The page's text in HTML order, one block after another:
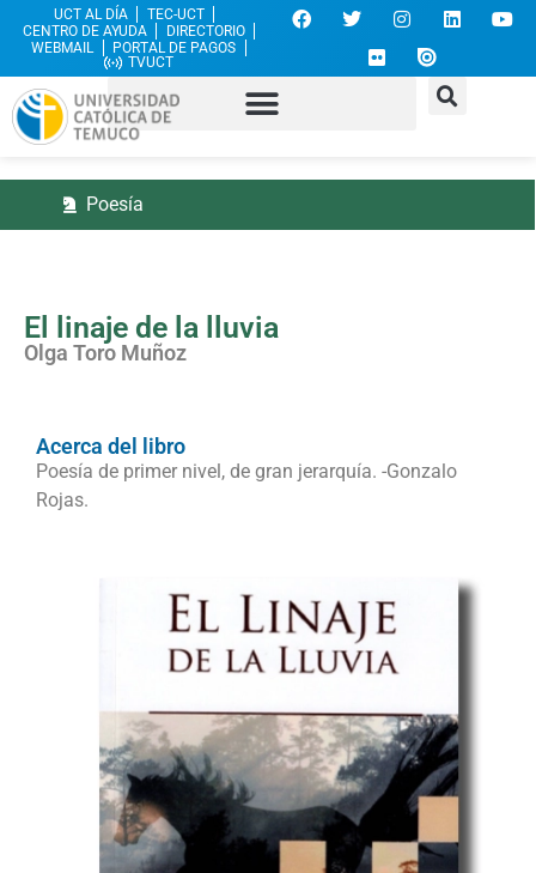
UCT AL DÍA
TEC-UCT
CENTRO DE AYUDA
DIRECTORIO
WEBMAIL
PORTAL DE PAGOS
TVUCT
Poesía
El linaje de la lluvia
Olga Toro Muñoz
Acerca del libro
Poesía de primer nivel, de gran jerarquía. -Gonzalo
Rojas.